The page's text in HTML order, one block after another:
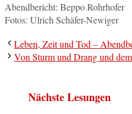
Abendbericht: Beppo Rohrhofer
Fotos: Ulrich Schäfer-Newiger
Leben, Zeit und Tod –
Von Sturm und Drang und
Nächste Lesungen